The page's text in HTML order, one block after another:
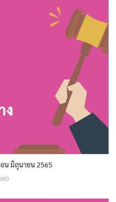
น มิถุนายน 2565